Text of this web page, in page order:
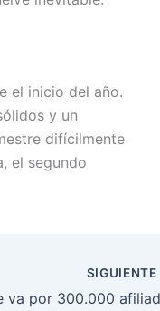
el inicio del año.
y un
difícilmente
el segundo
SIGUIENTE